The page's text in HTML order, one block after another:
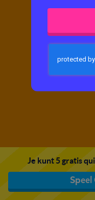
Je kunt 5 gratis